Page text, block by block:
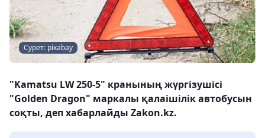
Сурет: pixabay
"Kamatsu LW 250-5" кранының жүргізушісі
"Golden Dragon" маркалы қалаішілік автобусын
соқты, деп хабарлайды Zakon.kz.